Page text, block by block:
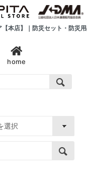
【本店】｜防災セット・防災
home